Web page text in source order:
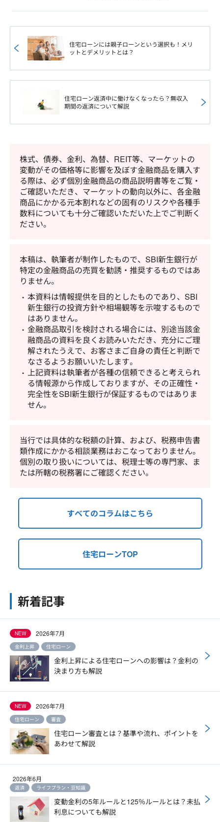
住宅ローンには親子ローンという選択も！メリ
ットとデメリットとは？
住宅ローン返済中に働けなくなったら？無収入
期間の返済について解説
株式、債券、金利、為替、REIT等、マーケットの
変動がその価格等に影響を及ぼす金融商品を購入す
る際は、必ず個別金融商品の商品説明書等をご覧・
ご確認いただき、マーケットの動向以外に、各金融
商品にかかる元本割れなどの固有のリスクや各種手
数料についても十分ご確認いただいた上でご判断く
ださい。
本稿は、執筆者が制作したもので、SBI新生銀行が
特定の金融商品の売買を勧誘・推奨するものではあ
りません。
本資料は情報提供を目的としたものであり、SBI
新生銀行の投資方針や相場観等を示唆するもので
はありません。
金融商品取引を検討される場合には、別途当該金
融商品の資料を良くお読みいただき、充分にご理
解されたうえで、お客さまご自身の責任と判断で
なさるようお願いいたします。
上記資料は執筆者が各種の信頼できると考えられ
る情報源から作成しておりますが、その正確性・
完全性をSBI新生銀行が保証するものではありま
せん。
当行では具体的な税額の計算、および、税務申告書
類作成にかかる相談業務はおこなっておりません。
個別の取り扱いについては、税理士等の専門家、ま
たは所轄の税務署にご確認ください。
すべてのコラムはこちら
住宅ローンTOP
新着記事
NEW 2026年7月
金利上昇 住宅ローン
金利上昇による住宅ローンへの影響は？金利の
決まり方も解説
NEW 2026年7月
住宅ローン 審査
住宅ローン審査とは？基準や流れ、ポイントを
あわせて解説
2026年6月
返済 ライフプラン・豆知識
変動金利の5年ルールと125％ルールとは？未払
利息についても解説